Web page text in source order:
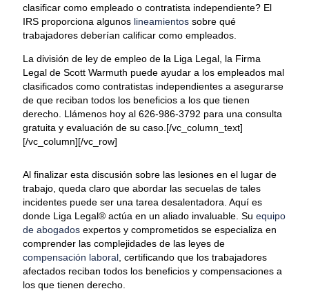
clasificar como empleado o contratista independiente? El
IRS proporciona algunos lineamientos sobre qué
trabajadores deberían calificar como empleados.
La división de ley de empleo de la Liga Legal, la Firma
Legal de Scott Warmuth puede ayudar a los empleados mal
clasificados como contratistas independientes a asegurarse
de que reciban todos los beneficios a los que tienen
derecho. Llámenos hoy al 626-986-3792 para una consulta
gratuita y evaluación de su caso.[/vc_column_text]
[/vc_column][/vc_row]
Al finalizar esta discusión sobre las lesiones en el lugar de
trabajo, queda claro que abordar las secuelas de tales
incidentes puede ser una tarea desalentadora. Aquí es
donde Liga Legal® actúa en un aliado invaluable. Su equipo
de abogados expertos y comprometidos se especializa en
comprender las complejidades de las leyes de
compensación laboral , certificando que los trabajadores
afectados reciban todos los beneficios y compensaciones a
los que tienen derecho.